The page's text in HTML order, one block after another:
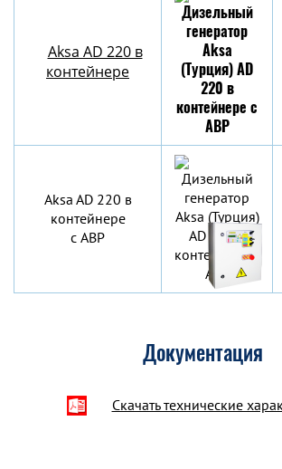
Aksa AD 220 в
контейнере
Aksa AD 220 в
контейнере
c АВР
Документация
Скачать технические